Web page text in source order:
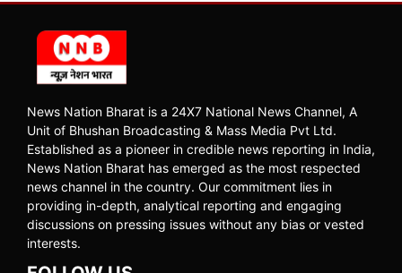
News Nation Bharat is a 24X7 National News Channel, A
Unit of Bhushan Broadcasting & Mass Media Pvt Ltd.
Established as a pioneer in credible news reporting in India,
News Nation Bharat has emerged as the most respected
news channel in the country. Our commitment lies in
providing in-depth, analytical reporting and engaging
discussions on pressing issues without any bias or vested
interests.